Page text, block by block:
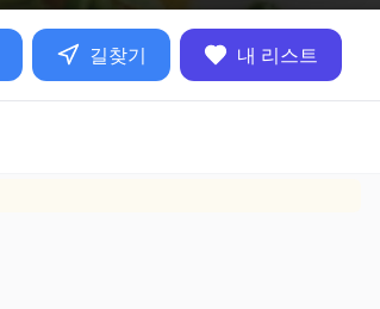
길찾기 내 리스트